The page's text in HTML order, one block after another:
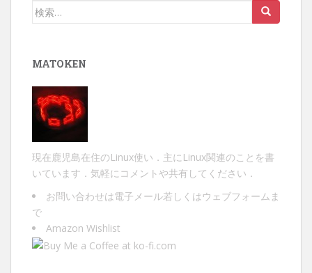
検
MATOKEN
現在鹿児島在住のLinux使い．主にLinux関連のことを書
いています．気軽にコメントや共有してください．
お問い合わせは電子メール若しくは ウェブフォーム ま
で
Amazon Wishlist